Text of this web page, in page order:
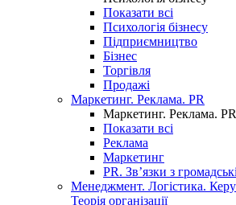
Показати всі
Психологія бізнесу
Підприємництво
Бізнес
Торгівля
Продажі
Маркетинг. Реклама. PR
Маркетинг. Реклама. PR
Показати всі
Реклама
Маркетинг
PR. Зв’язки з
Менеджмент. Логістика.
Теорія організації